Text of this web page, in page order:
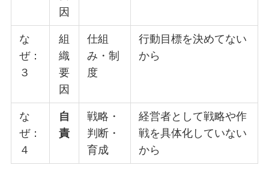
因
な
ぜ：
３
組
織
要
因
仕組
み・制
度
行動目標を決めてない
から
な
ぜ：
４
自
責
戦略・
判断・
育成
経営者として戦略や作
戦を具体化していない
から